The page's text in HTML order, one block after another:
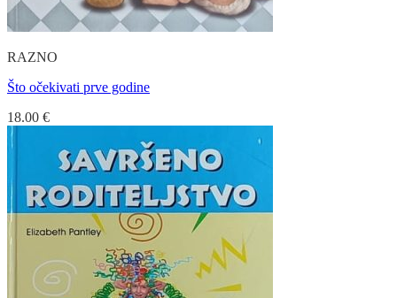
RAZNO
Što očekivati prve godine
18.00 €